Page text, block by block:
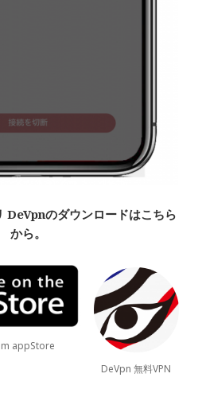
DeVpnのダウンロードはこちら
から。
DeVpn 無料VPN
appStore